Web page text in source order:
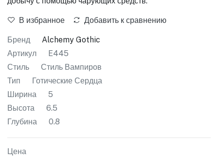
В избранное Добавить к сравнению
Бренд
Alchemy Gothic
Артикул
E445
Стиль
Стиль Вампиров
Тип
Готические Сердца
Ширина
5
Высота
6.5
Глубина
0.8
Цена